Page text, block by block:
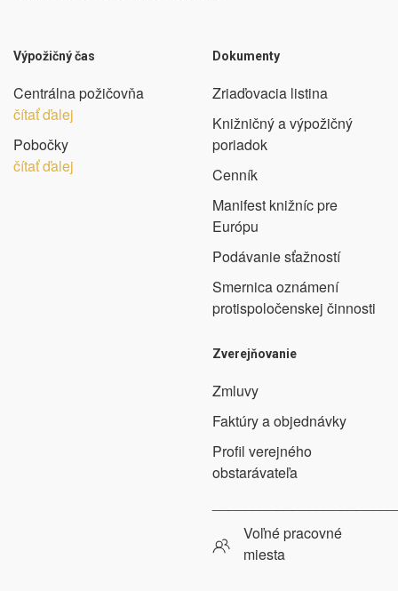
Výpožičný čas
Centrálna požičovňa
čítať ďalej
Pobočky
čítať ďalej
Dokumenty
Zriaďovacia listina
Knižničný a výpožičný
poriadok
Cenník
Manifest knižníc pre
Európu
Podávanie sťažností
Smernica oznámení
protispoločenskej činnosti
Zverejňovanie
Zmluvy
Faktúry a objednávky
Profil verejného
obstarávateľa
Voľné pracovné
miesta